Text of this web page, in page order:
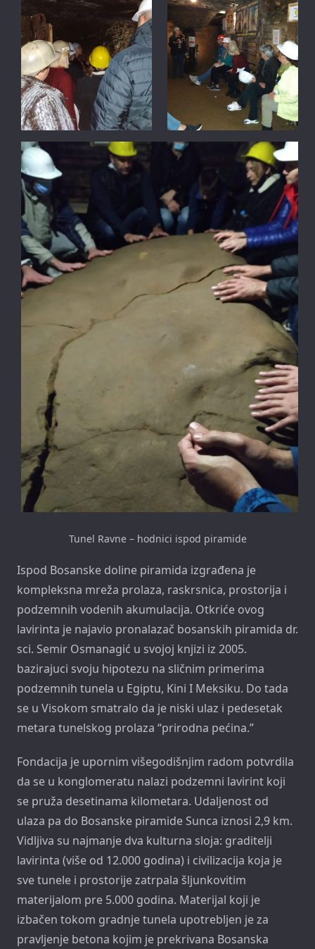
Tunel Ravne – hodnici ispod piramide
Ispod Bosanske doline piramida izgrađena je
kompleksna mreža prolaza, raskrsnica, prostorija i
podzemnih vodenih akumulacija. Otkriće ovog
lavirinta je najavio pronalazač bosanskih piramida dr.
sci. Semir Osmanagić u svojoj knjizi iz 2005.
bazirajuci svoju hipotezu na sličnim primerima
podzemnih tunela u Egiptu, Kini I Meksiku. Do tada
se u Visokom smatralo da je niski ulaz i pedesetak
metara tunelskog prolaza “prirodna pećina.”
Fondacija je upornim višegodišnjim radom potvrdila
da se u konglomeratu nalazi podzemni lavirint koji
se pruža desetinama kilometara. Udaljenost od
ulaza pa do Bosanske piramide Sunca iznosi 2,9 km.
Vidljiva su najmanje dva kulturna sloja: graditelji
lavirinta (više od 12.000 godina) i civilizacija koja je
sve tunele i prostorije zatrpala šljunkovitim
materijalom pre 5.000 godina. Materijal koji je
izbačen tokom gradnje tunela upotrebljen je za
pravljenje betona kojim je prekrivana Bosanska